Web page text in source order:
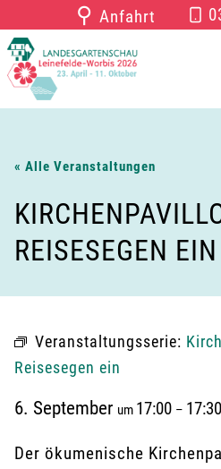
Inhalt
springen
⚲ Anfahrt
« Alle Veranstaltungen
REISESEGEN EIN
Veranstaltungsserie:
Reisesegen ein
6. September um 17:00 – 17:30
Der ökumenische